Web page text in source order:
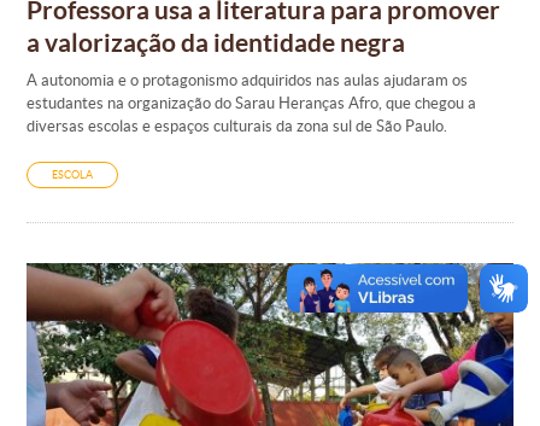
Professora usa a literatura para promover
a valorização da identidade negra
A autonomia e o protagonismo adquiridos nas aulas ajudaram os
estudantes na organização do Sarau Heranças Afro, que chegou a
diversas escolas e espaços culturais da zona sul de São Paulo.
ESCOLA